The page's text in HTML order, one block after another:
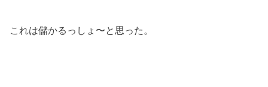
これは儲かるっしょ〜と思った。